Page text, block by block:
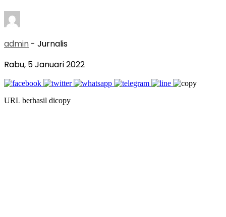
admin - Jurnalis
Rabu, 5 Januari 2022
URL berhasil dicopy